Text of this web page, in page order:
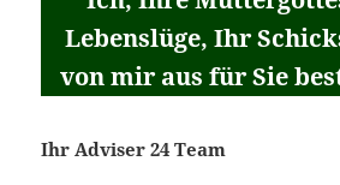
Lebenslüge, Ihr
von mir aus für Sie
Ihr Adviser 24 Team